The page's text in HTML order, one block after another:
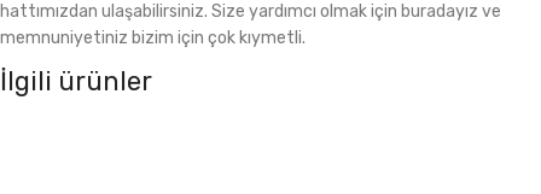
hattımızdan ulaşabilirsiniz. Size yardımcı olmak için buradayız ve
memnuniyetiniz bizim için çok kıymetli.
İlgili ürünler